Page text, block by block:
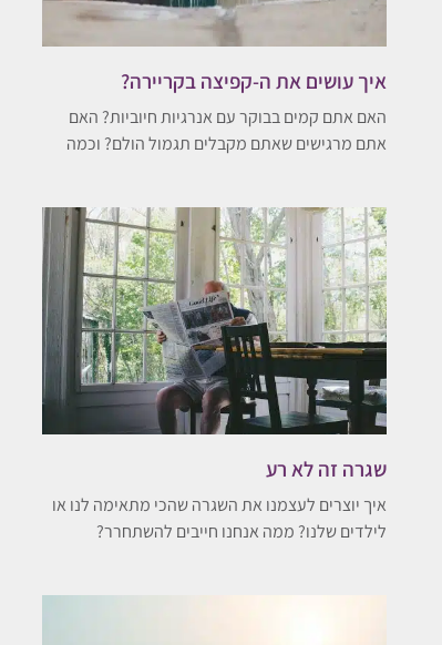
איך עושים את ה-קפיצה בקריירה?
האם אתם קמים בבוקר עם אנרגיות חיוביות? האם
אתם מרגישים שאתם מקבלים תגמול הולם? וכמה
שגרה זה לא רע
איך יוצרים לעצמנו את השגרה שהכי מתאימה לנו או
לילדים שלנו? ממה אנחנו חייבים להשתחרר?